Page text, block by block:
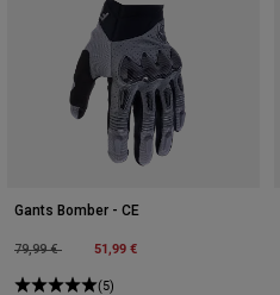
Gants Bomber - CE
Price reduced from
79,99 €to 51,99 €
(5)